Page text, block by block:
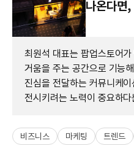
나온다면
최원석 대표는 팝업스토어
거움을 주는 공간으로 기능
진심을 전달하는 커뮤니케
전시키려는 노력이 중요하
비즈니스 마케팅 트렌드